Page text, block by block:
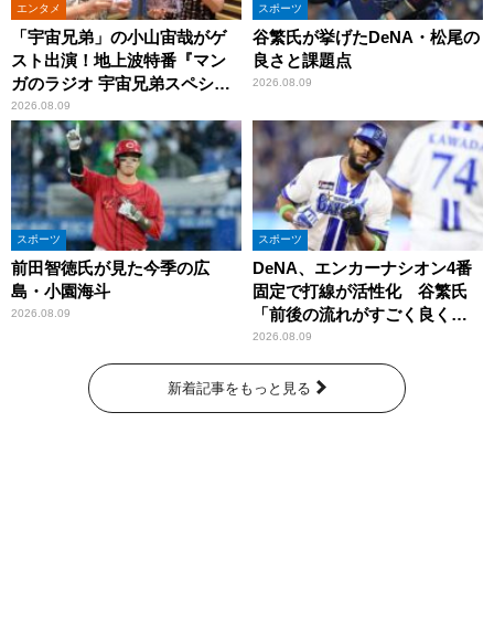
エンタメ
「宇宙兄弟」の小山宙哉がゲ
スト出演！地上波特番『マン
ガのラジオ 宇宙兄弟スペシャ
ル 』
2026.08.09
スポーツ
谷繁氏が挙げたDeNA・松尾の
良さと課題点
2026.08.09
スポーツ
前田智徳氏が見た今季の広
島・小園海斗
2026.08.09
スポーツ
DeNA、エンカーナシオン4番
固定で打線が活性化 谷繁氏
「前後の流れがすごく良くな
りましたね」
2026.08.09
新着記事をもっと見る